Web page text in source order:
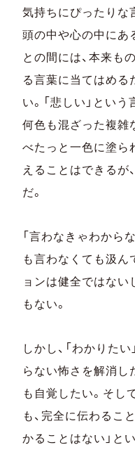
気持ちにぴったりな
頭の中や心の中にあ
との間には、本来も
る言葉に当てはめる
い。「悲しい」とい
何色も混ざった複雑
べたっと一色に塗ら
えることはできるが
だ。
「言わなきゃわから
も言わなくても汲ん
ョンは健全ではない
もない。
しかし、「わかりた
らない怖さを解消し
も自覚したい。そし
も、完全に伝わるこ
かることはない」と